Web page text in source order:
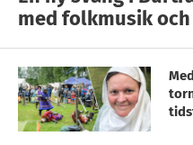
med folkmusik